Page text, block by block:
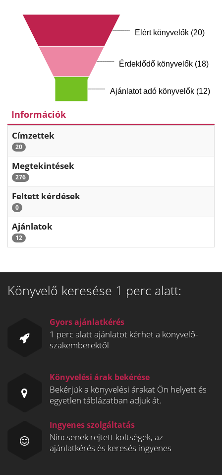
Elért könyvelők (20)
Érdeklődő könyvelők (18)
Ajánlatot adó könyvelők (12)
Információk
Címzettek
20
Megtekintések
276
Feltett kérdések
0
Ajánlatok
12
Könyvelő keresése 1 perc alatt:
Gyors ajánlatkérés
1 perc alatt ajánlatot kérhet a könyvelő-
szakemberektől
Könyvelési árak bekérése
Bekérjük a könyvelési árakat Ön helyett és
egyetlen táblázatban adjuk át.
Ingyenes szolgáltatás
Nincsenek rejtett költségek, az
ajánlatkérés és keresés ingyenes